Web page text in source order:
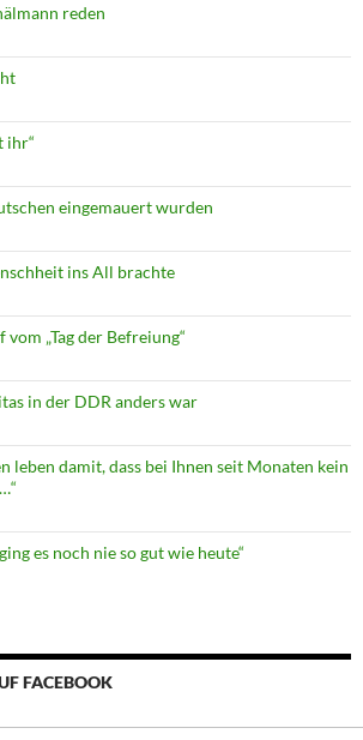
reden
ihr“
eingemauert wurden
ins All brachte
„Tag der Befreiung“
in der DDR anders war
leben damit, dass bei Ihnen seit Monaten kein
es noch nie so gut wie heute“
FACEBOOK